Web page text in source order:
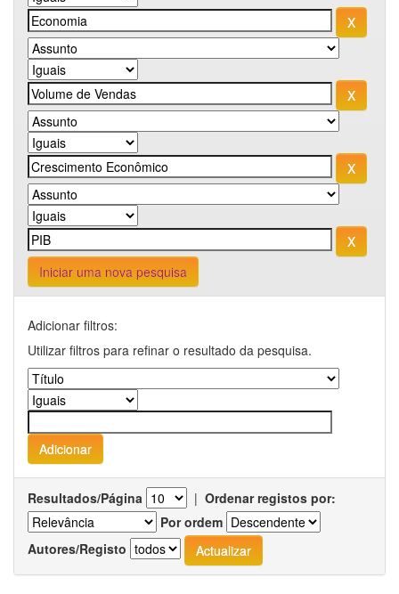
Iniciar uma nova pesquisa
Adicionar filtros:
Utilizar filtros para refinar o resultado da pesquisa.
Resultados/Página | Ordenar registos por:
Por ordem
Autores/Registo